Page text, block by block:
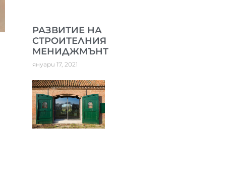
РАЗВИТИЕ НА
СТРОИТЕЛНИЯ
МЕНИДЖМЪНТ
януари 17, 2021